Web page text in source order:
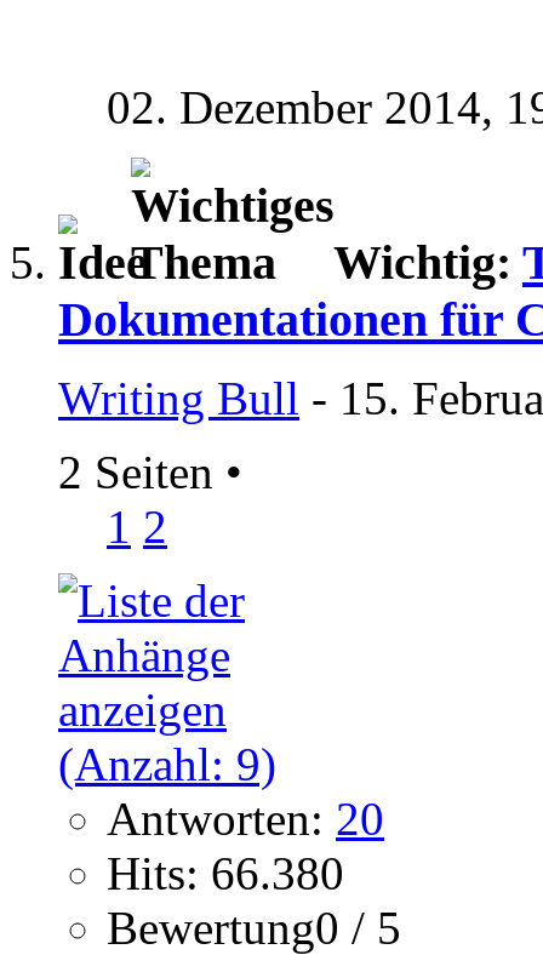
02. Dezember 2014,
Wichtig:
Dokumentationen für
Writing Bull - 15.
2 Seiten •
1 2
Antworten: 20
Hits: 66.380
Bewertung0 / 5